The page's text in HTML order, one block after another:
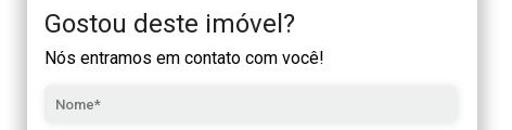
Gostou deste imóvel?
Nós entramos em contato com você!